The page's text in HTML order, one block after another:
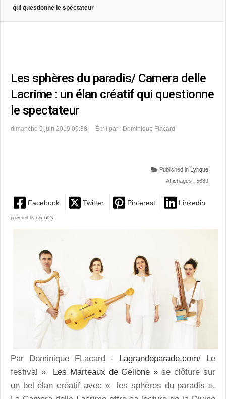
qui questionne le spectateur
Les sphères du paradis/ Camera delle
Lacrime : un élan créatif qui questionne
le spectateur
dimanche 9 juin 2019 09:38 Écrit par : Dominique Flacard
Published in
Lyrique
Affichages : 5689
Facebook Twitter Pinterest Linkedin
powered by social2s
Par Dominique FLacard - Lagrandeparade.com/ Le
festival « Les Marteaux de Gellone » se clôture sur
un bel élan créatif avec « les sphères du paradis ».